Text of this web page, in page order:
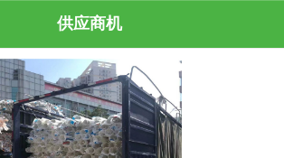
供应商机